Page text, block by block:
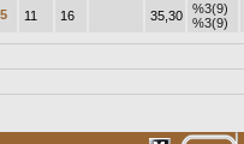
5 11 16 35,30
%3(9)
%3(9)